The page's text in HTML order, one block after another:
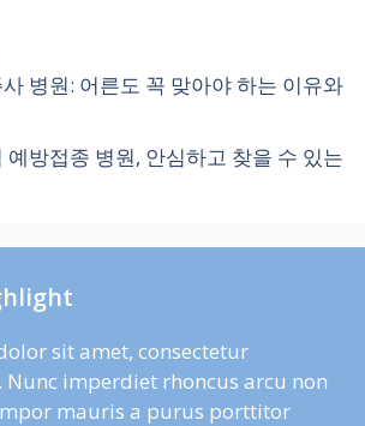
병원: 어른도 꼭 맞아야 하는 이유와
예방접종 병원, 안심하고 찾을 수 있는
sit amet, consectetur
imperdiet rhoncus arcu non
mauris a purus porttitor